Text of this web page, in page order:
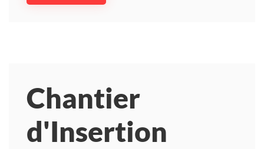
Chantier
d'Insertion